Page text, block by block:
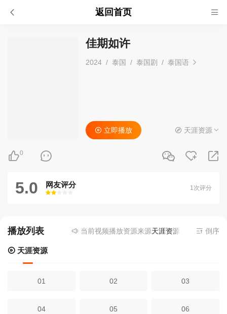
返回首页
佳期如许
2024 / 泰国 / 泰国剧 / 泰国语
0
立即播放 天涯资源
5.0 网友评分
很差
较差还行推荐力荐
1次评分
播放列表 当前视频播放资源来源天涯资源- 提供为您免费
倒序
天涯资源
01 02 03
04 05 06